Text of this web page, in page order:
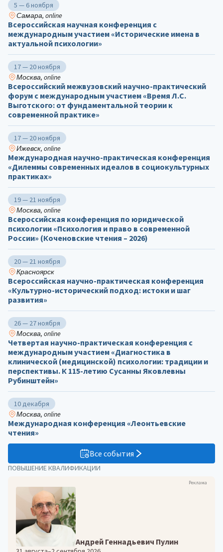
ПОВЫШЕНИЕ КВАЛИФИКАЦИИ
Реклама
Андрей Геннадьевич Пулин
5 — 6 ноября
Самара, online
Всероссийская научная конференция с
международным участием «Исторические имена в
актуальной психологии»
17 — 20 ноября
Москва, online
Всероссийский межвузовский научно-практический
форум с международным участием «Время Л.С.
Выготского: от фундаментальной теории к
современной практике»
17 — 20 ноября
Ижевск, online
Международная научно-практическая конференция
«Дилеммы современных идеалов в социокультурных
практиках»
19 — 21 ноября
Москва, online
Всероссийская конференция по юридической
психологии «Психология и право в современной
России» (Коченовские чтения – 2026)
20 — 21 ноября
Красноярск
Всероссийская научно-практическая конференция
«Культурно-исторический подход: истоки и шаг
развития»
26 — 27 ноября
Москва, online
Четвертая научно-практическая конференция с
международным участием «Диагностика в
клинической (медицинской) психологии: традиции и
перспективы. К 115-летию Сусанны Яковлевны
Рубинштейн»
10 декабря
Москва, online
Международная конференция «Леонтьевские
чтения»
Все события